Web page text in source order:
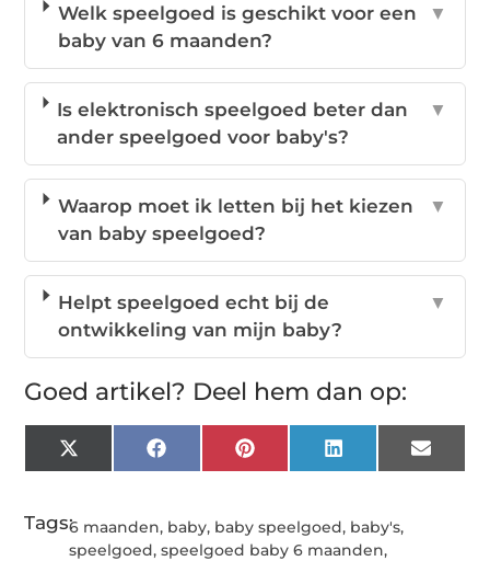
Welk speelgoed is geschikt voor een
baby van 6 maanden?
▼
Is elektronisch speelgoed beter dan
ander speelgoed voor baby's?
▼
Waarop moet ik letten bij het kiezen
van baby speelgoed?
▼
Helpt speelgoed echt bij de
ontwikkeling van mijn baby?
▼
Goed artikel? Deel hem dan op:
X
(Twitter)
FacebookPinterestLinkedInEmail
Tags:6 maanden, baby, baby speelgoed, baby's,
speelgoed, speelgoed baby 6 maanden,